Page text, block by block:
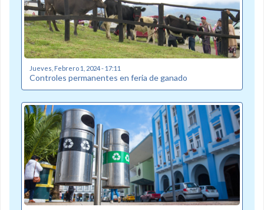
Jueves, Febrero 1, 2024 - 17:11
Controles permanentes en feria de ganado